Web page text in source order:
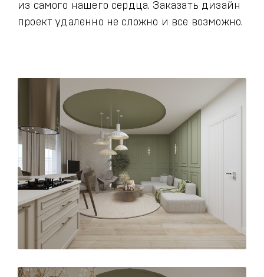
из самого нашего сердца. Заказать дизайн
проект удаленно не сложно и все возможно.